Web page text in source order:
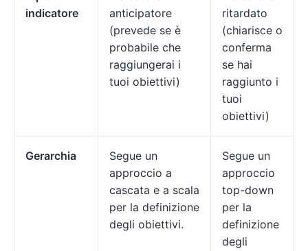
indicatore
anticipatore
(prevede se è
probabile che
raggiungerai i
tuoi obiettivi)
ritardato
(chiarisce o
conferma
se hai
raggiunto i
tuoi
obiettivi)
Gerarchia
Segue un
approccio a
cascata e a scala
per la definizione
degli obiettivi.
Segue un
approccio
top-down
per la
definizione
degli